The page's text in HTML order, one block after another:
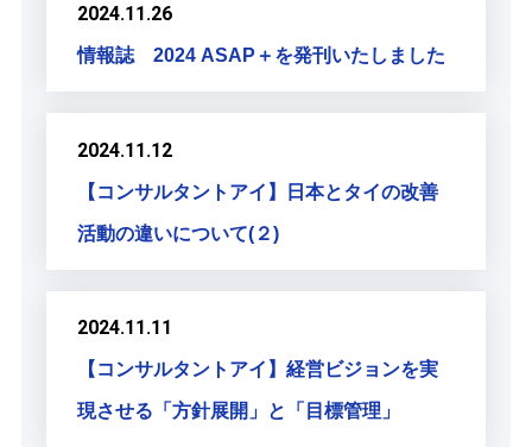
2024.11.26
情報誌 2024 ASAP＋を発刊いたしました
2024.11.12
【コンサルタントアイ】日本とタイの改善
活動の違いについて(２)
2024.11.11
【コンサルタントアイ】経営ビジョンを実
現させる「方針展開」と「目標管理」